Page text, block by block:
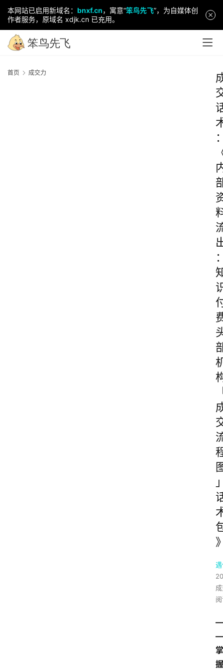
本网站已启用新域名： bnxf.cn，寓意“笨鸟先飞”，为自媒体创
作者服务，原域名 xdjk.cn 已充用。
首页 成交力
—
—
掌
握